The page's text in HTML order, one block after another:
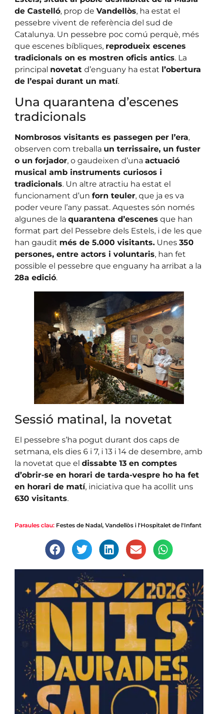
de Castelló, prop de Vandellòs, ha estat el
pessebre vivent de referència del sud de
Catalunya. Un pessebre poc comú perquè, més
que escenes bíbliques, reprodueix escenes
tradicionals on es mostren oficis antics. La
principal novetat d’enguany ha estat l’obertura
de l’espai durant un matí.
Una quarantena d’escenes
tradicionals
Nombrosos visitants es passegen per l’era,
observen com treballa un terrissaire, un fuster
o un forjador, o gaudeixen d’una actuació
musical amb instruments curiosos i
tradicionals. Un altre atractiu ha estat el
funcionament d’un forn teuler, que ja es va
poder veure l’any passat. Aquestes són només
algunes de la quarantena d’escenes que han
format part del Pessebre dels Estels, i de les que
han gaudit més de 5.000 visitants. Unes 350
persones, entre actors i voluntaris, han fet
possible el pessebre que enguany ha arribat a la
28a edició.
Sessió matinal, la novetat
El pessebre s’ha pogut durant dos caps de
setmana, els dies 6 i 7, i 13 i 14 de desembre, amb
la novetat que el dissabte 13 en comptes
d’obrir-se en horari de tarda-vespre ho ha fet
en horari de matí, iniciativa que ha acollit uns
630 visitants.
Paraules clau: Festes de Nadal, Vandellòs i l'Hospitalet de l'Infant